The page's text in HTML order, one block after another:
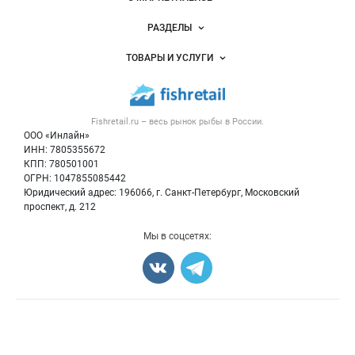
Fishretail.ru – весь рынок рыбы в России.
ООО «Инлайн»
ИНН: 7805355672
КПП: 780501001
ОГРН: 1047855085442
Юридический адрес: 196066, г. Санкт-Петербург, Московский
проспект, д. 212
Новости Fishretail.ru
Размещение рекламы
Публичная оферта
Контактная информация
Политика обработки персональных данных
РАЗДЕЛЫ
Объявления
Новости рынка
Блог
ТОВАРЫ И УСЛУГИ
Рыба
Икра
Мы в соцсетях: